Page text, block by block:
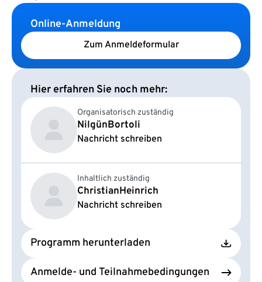
Online-Anmeldung
Zum Anmeldeformular
Hier erfahren Sie noch mehr:
Organisatorisch zuständig
NilgünBortoli
Nachricht schreiben
Inhaltlich zuständig
ChristianHeinrich
Nachricht schreiben
Programm herunterladen
Anmelde- und Teilnahmebedingungen